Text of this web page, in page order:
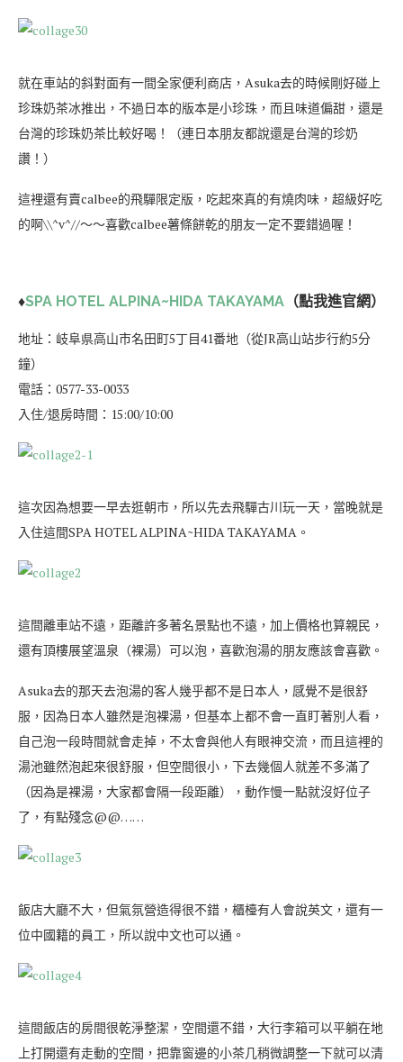
就在車站的斜對面有一間全家便利商店，Asuka去的時候剛好碰上
珍珠奶茶冰推出，不過日本的版本是小珍珠，而且味道偏甜，還是
台灣的珍珠奶茶比較好喝！（連日本朋友都說還是台灣的珍奶
讚！）
這裡還有賣calbee的飛驒限定版，吃起來真的有燒肉味，超級好吃
的啊\\^v^//～～喜歡calbee薯條餅乾的朋友一定不要錯過喔！
♦SPA HOTEL ALPINA~HIDA TAKAYAMA （點我進官網）
地址：岐阜県高山市名田町5丁目41番地（從JR高山站步行約5分
鐘）
電話：0577-33-0033
入住/退房時間：15:00/10:00
這次因為想要一早去逛朝市，所以先去飛驒古川玩一天，當晚就是
入住這間SPA HOTEL ALPINA~HIDA TAKAYAMA。
這間離車站不遠，距離許多著名景點也不遠，加上價格也算親民，
還有頂樓展望溫泉（裸湯）可以泡，喜歡泡湯的朋友應該會喜歡。
Asuka去的那天去泡湯的客人幾乎都不是日本人，感覺不是很舒
服，因為日本人雖然是泡裸湯，但基本上都不會一直盯著別人看，
自己泡一段時間就會走掉，不太會與他人有眼神交流，而且這裡的
湯池雖然泡起來很舒服，但空間很小，下去幾個人就差不多滿了
（因為是裸湯，大家都會隔一段距離），動作慢一點就沒好位子
了，有點殘念@@……
飯店大廳不大，但氣氛營造得很不錯，櫃檯有人會說英文，還有一
位中國籍的員工，所以說中文也可以通。
這間飯店的房間很乾淨整潔，空間還不錯，大行李箱可以平躺在地
上打開還有走動的空間，把靠窗邊的小茶几稍微調整一下就可以清